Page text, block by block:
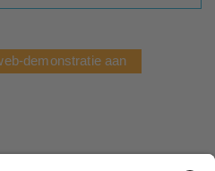
demonstratie aan